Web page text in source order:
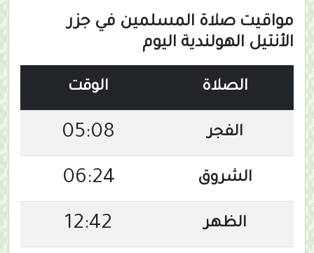
مواقيت صلاة المسلمين في جزر
الأنتيل الهولندية اليوم
الصلاة الوقت
الفجر 05:08
الشروق 06:24
الظهر 12:42